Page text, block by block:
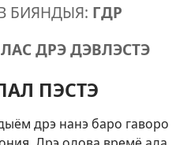
БИЯНДЫЯ: ГДР
ДРЭ ДЭВЛЭСТЭ
ПЭСТЭ
дрэ нанэ баро гаворо